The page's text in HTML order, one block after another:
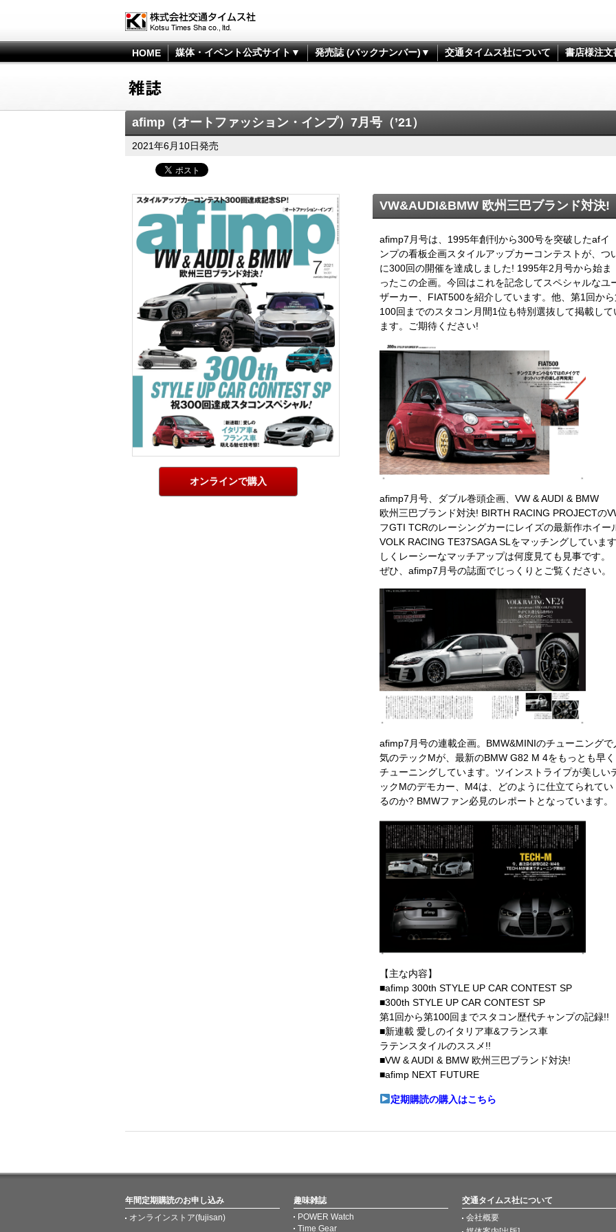
HOME 媒体・イベント公式サイト▼ 発売誌 (バックナンバー)▼ 交通タイムス社について 書店様注文
afimp（オートファッション・インプ）7月号（’21）
2021年6月10日発売
オンラインで購入
VW&AUDI&BMW 欧州三巴ブランド対決!
afimp7月号は、1995年創刊から300号を突破したafイ
ンプの看板企画スタイルアップカーコンテストが、つ
に300回の開催を達成しました! 1995年2月号から始ま
ったこの企画。今回はこれを記念してスペシャルなユ
ザーカー、FIAT500を紹介しています。他、第1回か
100回までのスタコン月間1位も特別選抜して掲載して
ます。ご期待ください!
afimp7月号、ダブル巻頭企画、VW & AUDI & BMW
欧州三巴ブランド対決! BIRTH RACING PROJECTの
フGTI TCRのレーシングカーにレイズの最新作ホイー
VOLK RACING TE37SAGA SLをマッチングしていま
しくレーシーなマッチアップは何度見ても見事です。
ぜひ、afimp7月号の誌面でじっくりとご覧ください。
afimp7月号の連載企画。BMW&MINIのチューニングで
気のテックMが、最新のBMW G82 M 4をもっとも早く
チューニングしています。ツインストライプが美しい
ックMのデモカー、M4は、どのように仕立てられてい
るのか? BMWファン必見のレポートとなっています。
【主な内容】
■afimp 300th STYLE UP CAR CONTEST SP
■300th STYLE UP CAR CONTEST SP
第1回から第100回までスタコン歴代チャンプの記録!!
■新連載 愛しのイタリア車&フランス車
ラテンスタイルのススメ!!
■VW & AUDI & BMW 欧州三巴ブランド対決!
■afimp NEXT FUTURE
定期購読の購入はこちら
年間定期購読のお申し込み
オンラインストア(fujisan)
趣味雑誌
POWER Watch
Time Gear
交通タイムス社について
会社概要